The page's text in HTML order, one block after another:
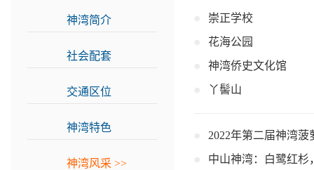
神湾简介
社会配套
交通区位
神湾特色
神湾风采 >>
崇正学校
花海公园
神湾侨史文化馆
丫髻山
2022年第二届神湾菠
中山神湾：白鹭红杉